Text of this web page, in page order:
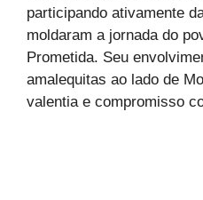
participando ativamente
moldaram a jornada do
Prometida. Seu
amalequitas ao lado de
valentia e compromisso